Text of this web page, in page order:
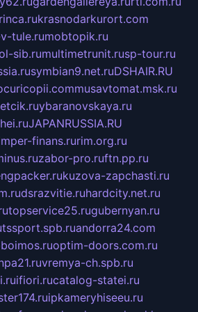
krasnodarkurort.com
tule.rumobtopik.ru
sib.rumultimetrunit.rusp-tour.ru
symbian9.net.ruDSHAIR.RU
musavtomat.msk.ru
ybaranovskaya.ru
JAPANRUSSIA.RU
finans.rurim.org.ru
zabor-pro.ruftn.pp.ru
kuzova-zapchasti.ru
dsrazvitie.ruhardcity.net.ru
topservice25.rugubernyan.ru
tssport.spb.ruandorra24.com
optim-doors.com.ru
vremya-ch.spb.ru
ifiori.rucatalog-statei.ru
ipkameryhiseeu.ru